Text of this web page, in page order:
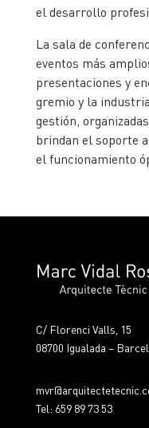
el desarrollo
La sala de
eventos más
presentaciones y
gremio y la
gestión,
brindan el soporte
el funcionamiento
C/ Florenci Valls, 15
08700 Igualada –
Tel: 659 89 73 53